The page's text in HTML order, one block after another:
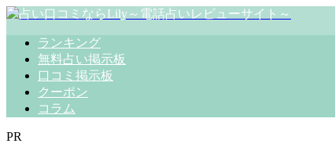
ランキング
無料占い掲示板
口コミ掲示板
クーポン
コラム
PR